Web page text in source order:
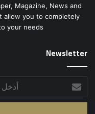
Magazine, News and
allow you to completely
your needs.
Newsletter
أدخل
بريدك
الإلكتروني